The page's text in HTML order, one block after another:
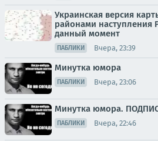
Украинская версия
районами наступления
данный момент
ПАБЛИКИ Вчера, 23:39
Минутка юмора
ПАБЛИКИ Вчера, 23:06
Минутка юмора.
ПАБЛИКИ Вчера, 22:46